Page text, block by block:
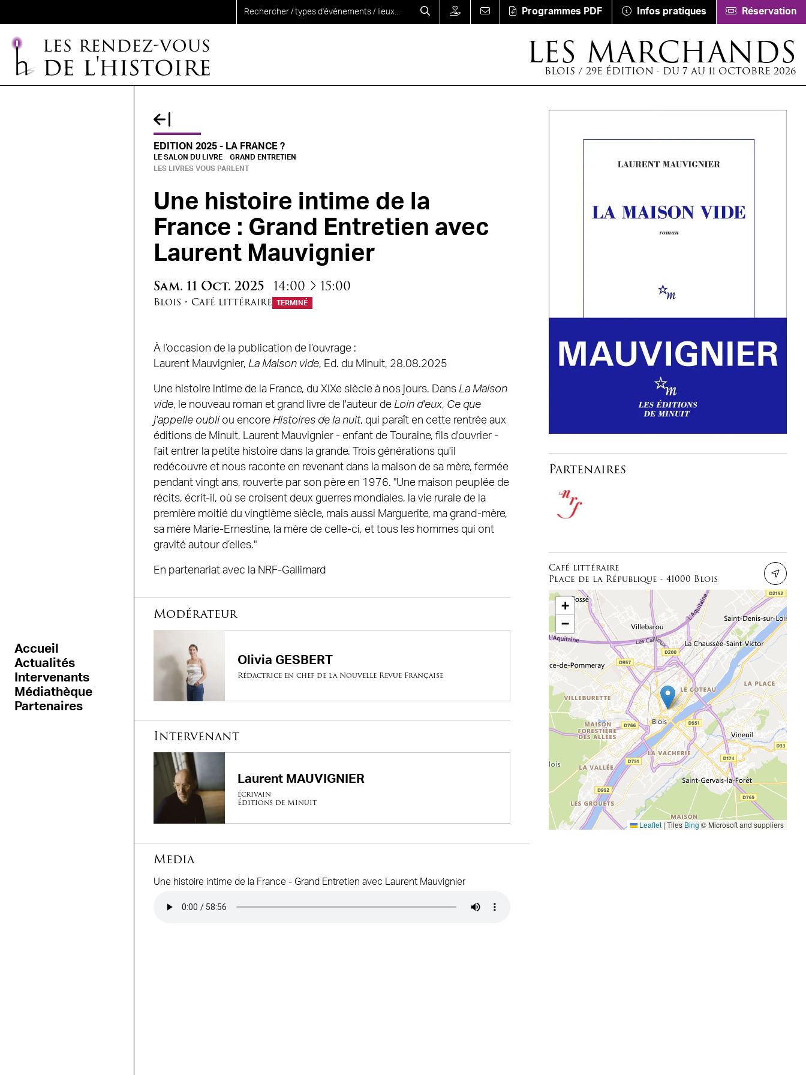
Programmes PDF Infos pratiques Réservation
LES MARCHANDS
BLOIS / 29E ÉDITION - DU 7 AU 11 OCTOBRE 2026
Accueil
Actualités
Intervenants
Médiathèque
Partenaires
EDITION 2025 - LA FRANCE ?
LE SALON DU LIVRE
GRAND ENTRETIEN
LES LIVRES VOUS PARLENT
Une histoire intime de la
France : Grand Entretien avec
Laurent Mauvignier
Sam. 11 Oct. 2025 14:00 à
15:00
Blois • Café littéraire TERMINÉ
À l’occasion de la publication de l’ouvrage :
Laurent Mauvignier, La Maison vide, Ed. du Minuit, 28.08.2025
Une histoire intime de la France, du XIXe siècle à nos jours. Dans La Maison
vide, le nouveau roman et grand livre de l'auteur de Loin d'eux, Ce que
j'appelle oubli ou encore Histoires de la nuit, qui paraît en cette rentrée aux
éditions de Minuit, Laurent Mauvignier - enfant de Touraine, fils d'ouvrier -
fait entrer la petite histoire dans la grande. Trois générations qu'il
redécouvre et nous raconte en revenant dans la maison de sa mère, fermée
pendant vingt ans, rouverte par son père en 1976. "Une maison peuplée de
récits, écrit-il, où se croisent deux guerres mondiales, la vie rurale de la
première moitié du vingtième siècle, mais aussi Marguerite, ma grand-mère,
sa mère Marie-Ernestine, la mère de celle-ci, et tous les hommes qui ont
gravité autour d’elles."
En partenariat avec la NRF-Gallimard
Modérateur
Olivia GESBERT
Rédactrice en chef de la Nouvelle Revue Française
Intervenant
Laurent MAUVIGNIER
écrivain
Éditions de Minuit
Media
Une histoire intime de la France - Grand Entretien avec Laurent Mauvignier
Partenaires
Café littéraire
Place de la République - 41000 Blois
+
−
Leaflet |TilesBing© Microsoft and suppliers